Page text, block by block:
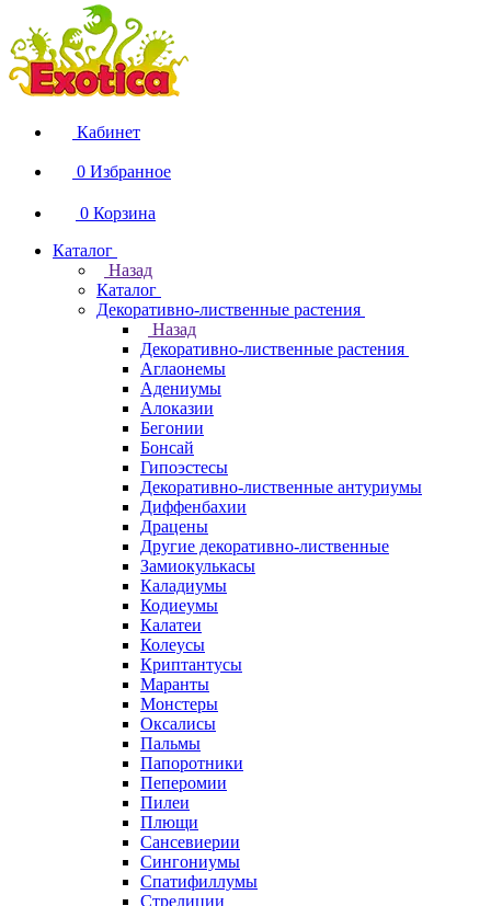
Кабинет
0 Избранное
0 Корзина
Каталог
Назад
Каталог
Декоративно-лиственные растения
Назад
Декоративно-лиственные растения
Аглаонемы
Адениумы
Алоказии
Бегонии
Бонсай
Гипоэстесы
Декоративно-лиственные антуриумы
Диффенбахии
Драцены
Другие декоративно-лиственные
Замиокулькасы
Каладиумы
Кодиеумы
Калатеи
Колеусы
Криптантусы
Маранты
Монстеры
Оксалисы
Пальмы
Папоротники
Пеперомии
Пилеи
Плющи
Сансевиерии
Сингониумы
Спатифиллумы
Стрелиции